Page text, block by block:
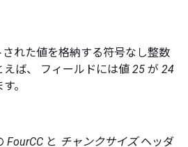
れた値を格納する符号なし整数
えば、 フィールドには値 25 が 24
。
FourCC と チャンクサイズヘッダ